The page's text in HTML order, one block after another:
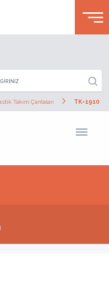
Takım Çantaları TK-1910